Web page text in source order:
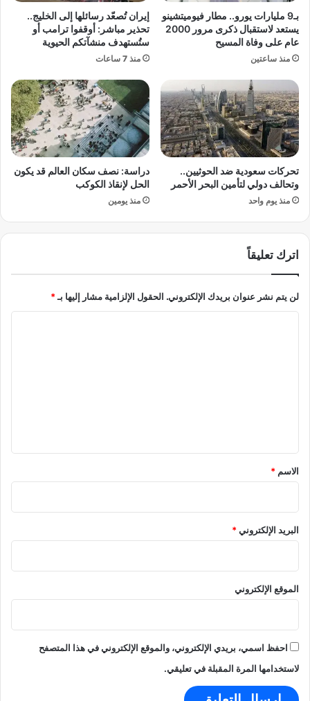
م
ر
ي
و
ا
س
ع
ة
ك
ل
ب
ا
ع
ل
ى
ا
ل
ج
م
و
؟
بـ9 مليارات يورو.. مطار فيوميتشينو
يستعد لاستقبال ذكرى مرور 2000
عام على وفاة المسيح
منذ ساعتين
إيران تُصعّد رسائلها إلى الخليج..
تحذير مباشر: أوقفوا ترامب أو
ستُستهدف منشآتكم الحيوية
منذ 7 ساعات
تحركات سعودية ضد الحوثيين..
وتحالف دولي لتأمين البحر الأحمر
منذ يوم واحد
دراسة: نصف سكان العالم قد يكون
الحل لإنقاذ الكوكب
منذ يومين
اترك تعليقاً
لن يتم نشر عنوان بريدك الإلكتروني. الحقول الإلزامية مشار إليها بـ*
*
الاسم *
البريد الإلكتروني*
الموقع الإلكتروني
احفظ اسمي، بريدي الإلكتروني، والموقع الإلكتروني في هذا المتصفح
لاستخدامها المرة المقبلة في تعليقي.